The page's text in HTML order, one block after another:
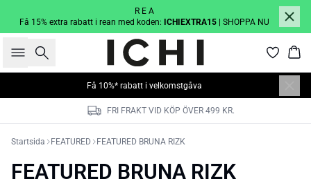
R E A
Få 15% extra rabatt i rean med koden: ICHIEXTRA15 | SHOPPA NU
Sök
Få 10%* rabatt i velkomstgåva
FRI FRAKT VID KÖP ÖVER 499 KR.
Startsida FEATURED FEATURED BRUNA RIZK
FEATURED BRUNA RIZK